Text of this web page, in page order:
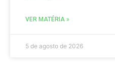
VER MATÉRIA »
5 de agosto de 2026